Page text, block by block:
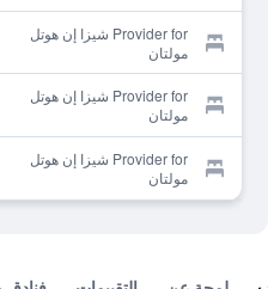
Provider for شيزا إن هوتل
مولتان
Provider for شيزا إن هوتل
مولتان
Provider for شيزا إن هوتل
مولتان